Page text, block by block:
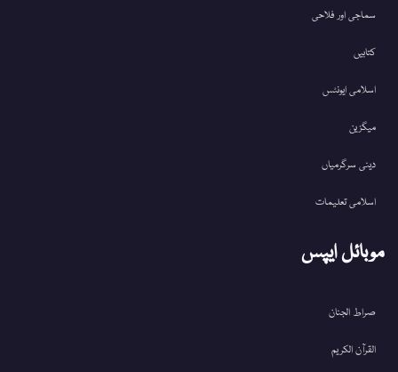
سماجی اور فلاحی
کتابیں
اسلامی ایونٹس
میگزین
دینی سرگرمیاں
اسلامی تعلیمات
موبائل ایپس
صراط الجنان
القرآن الکریم